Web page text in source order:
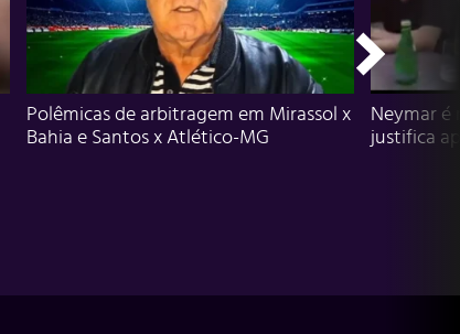
Polêmicas de arbitragem em Mirassol x
Bahia e Santos x Atlético-MG
Neymar é
justifica